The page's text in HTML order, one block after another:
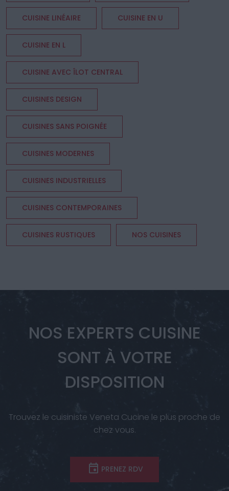
CUISINE LINÉAIRE CUISINE EN U
CUISINE EN L
CUISINE AVEC ÎLOT CENTRAL
CUISINES DESIGN
CUISINES SANS POIGNÉE
CUISINES MODERNES
CUISINES INDUSTRIELLES
CUISINES CONTEMPORAINES
CUISINES RUSTIQUES NOS CUISINES
NOS EXPERTS CUISINE
SONT À VOTRE
DISPOSITION
Trouvez le cuisiniste Veneta Cucine le plus proche de
chez vous.
PRENEZ RDV